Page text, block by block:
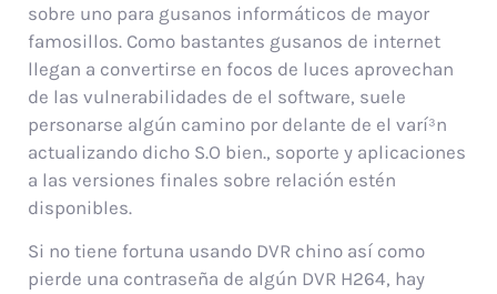
sobre uno para gusanos informáticos de mayor
famosillos. Como bastantes gusanos de internet
llegan a convertirse en focos de luces aprovechan
de las vulnerabilidades de el software, suele
personarse algún camino por delante de el varí³n
actualizando dicho S.O bien., soporte y aplicaciones
a las versiones finales sobre relación estén
disponibles.
Si no tiene fortuna usando DVR chino así­ como
pierde una contraseña de algún DVR H264, hay